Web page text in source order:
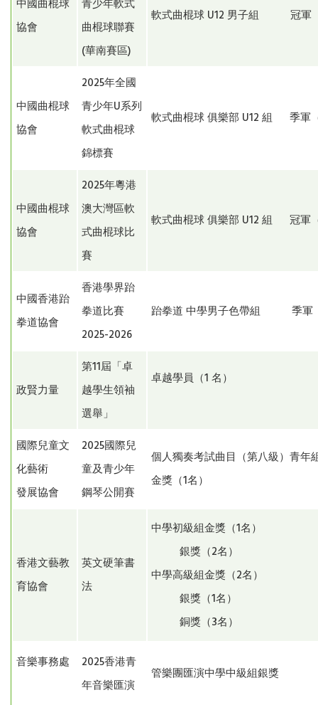
中國曲棍球
協會
青少年軟式
曲棍球聯賽
(華南賽區)
軟式曲棍球 U12 男子組 冠軍
中國曲棍球
協會
2025年全國
青少年U系列
軟式曲棍球
錦標賽
軟式曲棍球 俱樂部 U12 組 季軍
中國曲棍球
協會
2025年粵港
澳大灣區軟
式曲棍球比
賽
軟式曲棍球 俱樂部 U12 組 冠軍
中國香港跆
拳道協會
香港學界跆
拳道比賽
2025-2026
跆拳道 中學男子色帶組 季軍
政賢力量
第11屆「卓
越學生領袖
選舉」
卓越學員（1 名）
國際兒童文
化藝術
發展協會
2025國際兒
童及青少年
鋼琴公開賽
個人獨奏考試曲目（第八級）青年
金獎（1名）
香港文藝教
育協會
英文硬筆書
法
中學初級組金獎（1名）
銀獎（2名）
中學高級組金獎（2名）
銀獎（1名）
銅獎（3名）
音樂事務處
2025香港青
年音樂匯演
管樂團匯演中學中級組銀獎